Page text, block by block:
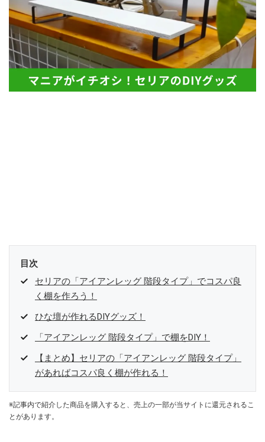
目次
セリアの「アイアンレッグ 階段タイプ」でコスパ良
く棚を作ろう！
ひな壇が作れるDIYグッズ！
「アイアンレッグ 階段タイプ」で棚をDIY！
【まとめ】セリアの「アイアンレッグ 階段タイプ」
があればコスパ良く棚が作れる！
※記事内で紹介した商品を購入すると、売上の一部が当サイトに還元されるこ
とがあります。